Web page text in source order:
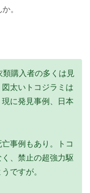
。
類購入者の多くは見
太いトコジラミは
に発見事例、日本
事例もあり。トコ
、禁止の超強力駆
ですが。